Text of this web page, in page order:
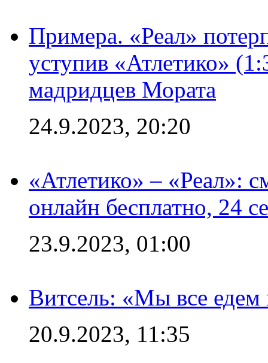
Примера. «Реал»
уступив «Атлетико»
мадридцев Мората
24.9.2023, 20:20
«Атлетико» – «Реал»:
онлайн бесплатно, 24
23.9.2023, 01:00
Витсель: «Мы все едем
20.9.2023, 11:35